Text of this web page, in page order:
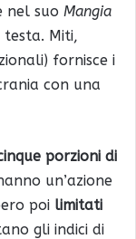
nel suo Mangia
Miti,
fornisce i
con una
porzioni di
un’azione
poi limitati
gli indici di